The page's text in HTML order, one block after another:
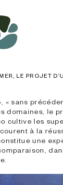
LE PROJET
« sans
domaines, le
cultive les
à la
une